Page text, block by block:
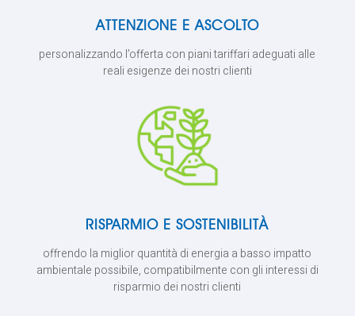
ATTENZIONE E ASCOLTO
personalizzando l’offerta con piani tariffari adeguati alle
reali esigenze dei nostri clienti
RISPARMIO E SOSTENIBILITÀ
offrendo la miglior quantità di energia a basso impatto
ambientale possibile, compatibilmente con gli interessi di
risparmio dei nostri clienti